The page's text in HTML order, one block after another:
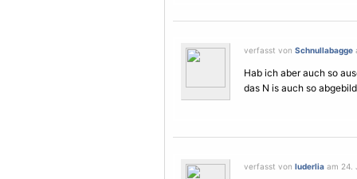
verfasst von Schnullabagge
Hab ich aber auch so
das N is auch so
verfasst von luderlia am 24.